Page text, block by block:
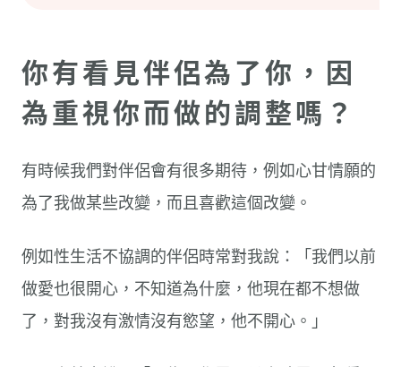
你有看見伴侶為了你，因
為重視你而做的調整嗎？
有時候我們對伴侶會有很多期待，例如心甘情願的
為了我做某些改變，而且喜歡這個改變。
例如性生活不協調的伴侶時常對我說：「我們以前
做愛也很開心，不知道為什麼，他現在都不想做
了，對我沒有激情沒有慾望，他不開心。」